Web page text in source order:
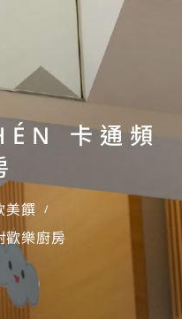
卡通頻
美饌 /
歡樂廚房